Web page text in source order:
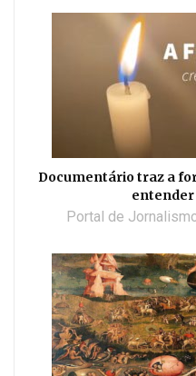
Documentário traz a
Portal de